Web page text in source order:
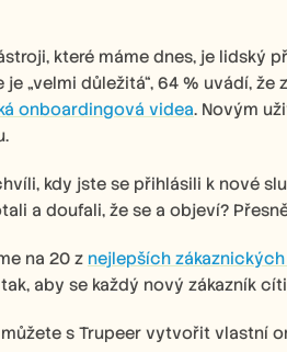
které máme dnes, je
„velmi důležitá“, 64 % uvádí,
onboardingová videa. Novým
kdy jste se přihlásili k nové
a doufali, že se a objeví?
na 20 z nejlepších
aby se každý nový zákazník
můžete s Trupeer vytvořit vlastní